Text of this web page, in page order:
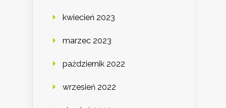
kwiecień 2023
marzec 2023
październik 2022
wrzesień 2022